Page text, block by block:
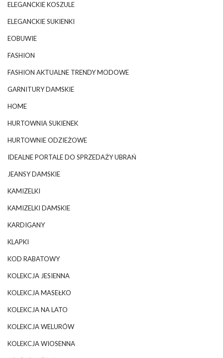
ELEGANCKIE KOSZULE
ELEGANCKIE SUKIENKI
EOBUWIE
FASHION
FASHION AKTUALNE TRENDY MODOWE
GARNITURY DAMSKIE
HOME
HURTOWNIA SUKIENEK
HURTOWNIE ODZIEŻOWE
IDEALNE PORTALE DO SPRZEDAŻY UBRAŃ
JEANSY DAMSKIE
KAMIZELKI
KAMIZELKI DAMSKIE
KARDIGANY
KLAPKI
KOD RABATOWY
KOLEKCJA JESIENNA
KOLEKCJA MASEŁKO
KOLEKCJA NA LATO
KOLEKCJA WELURÓW
KOLEKCJA WIOSENNA